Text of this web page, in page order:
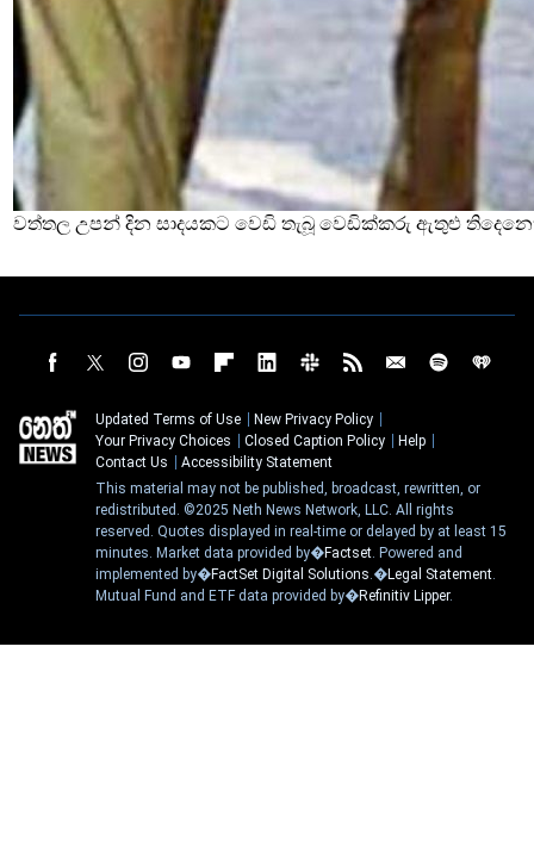
වත්තල උපන් දින සාදයකට වෙඩි තැබූ වෙඩික්කරු ඇතුළු
Updated Terms of Use
New Privacy Policy
Your Privacy Choices
Closed Caption Policy
Help
Contact Us
Accessibility Statement
This material may not be published, broadcast, rewritten, or
redistributed. ©2025 Neth News Network, LLC. All rights
reserved. Quotes displayed in real-time or delayed by at least 15
minutes. Market data provided by�Factset. Powered and
implemented by�FactSet Digital Solutions.�Legal Statement.
Mutual Fund and ETF data provided by�Refinitiv Lipper.